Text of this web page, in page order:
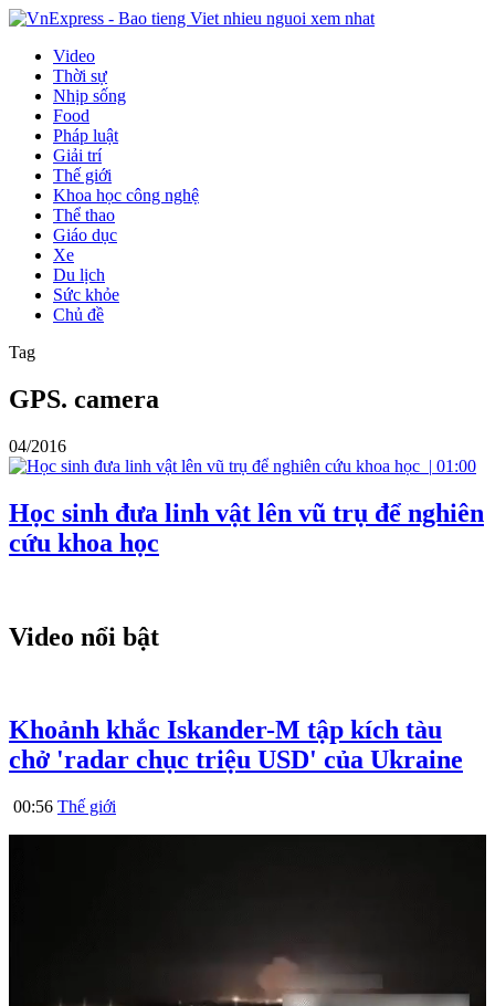
Video
Thời sự
Nhịp sống
Food
Pháp luật
Giải trí
Thế giới
Khoa học công nghệ
Thể thao
Giáo dục
Xe
Du lịch
Sức khỏe
Chủ đề
Tag
GPS. camera
04/2016
| 01:00
Học sinh đưa linh vật lên vũ trụ để nghiên
cứu khoa học
Video nổi bật
Khoảnh khắc Iskander-M tập kích tàu
chở 'radar chục triệu USD' của Ukraine
00:56 Thế giới